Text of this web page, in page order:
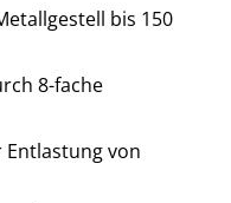
bis 150
8-fache
von